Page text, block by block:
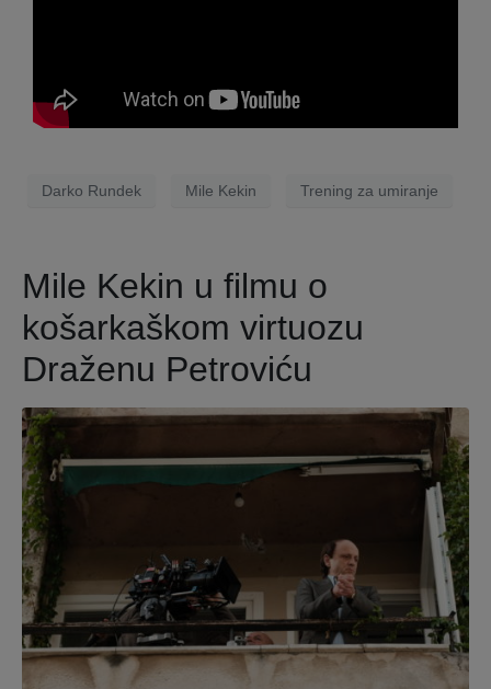
Darko Rundek Mile Kekin Trening za umiranje
Mile Kekin u filmu o
košarkaškom virtuozu
Draženu Petroviću